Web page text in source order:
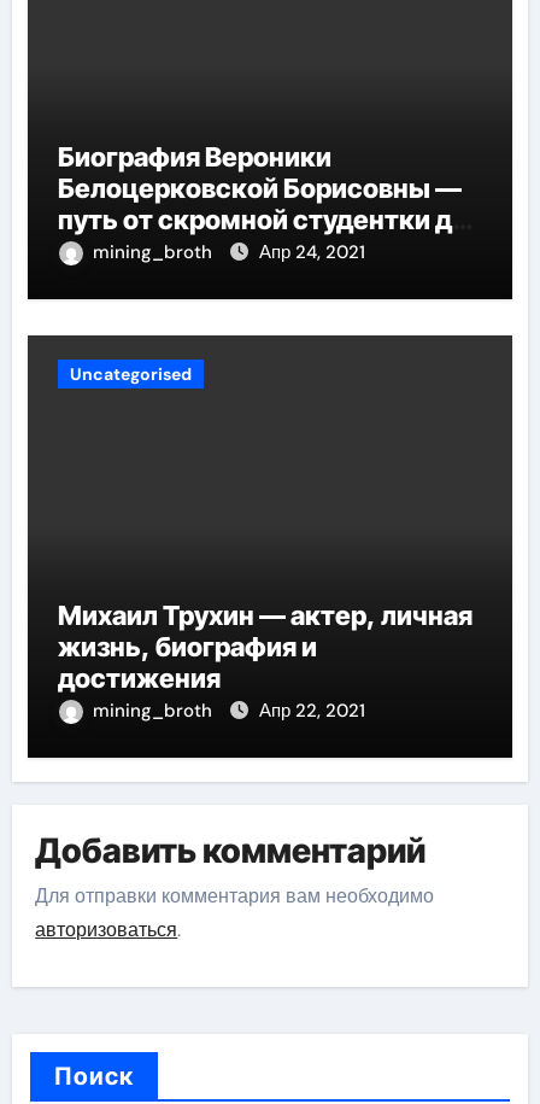
Биография Вероники
Белоцерковской Борисовны —
путь от скромной студентки до
великолепных достижений в
mining_broth Апр 24, 2021
Uncategorised
Михаил Трухин — актер, личная
жизнь, биография и
достижения
mining_broth Апр 22, 2021
Добавить комментарий
Для отправки комментария вам необходимо
авторизоваться.
Поиск